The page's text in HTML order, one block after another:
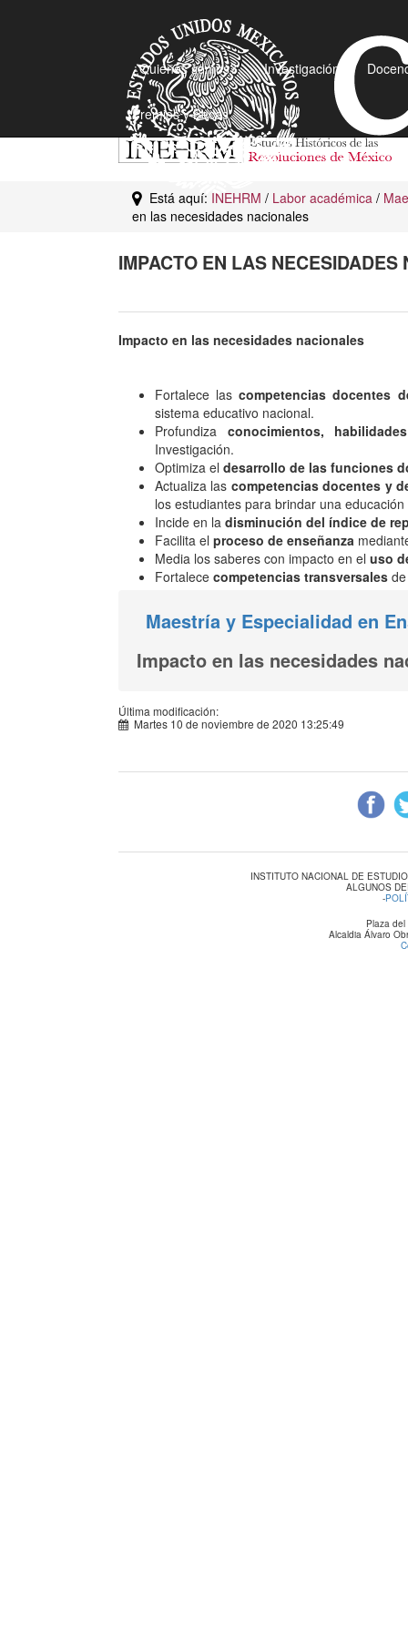
¿Quiénes somos? Investigación
Premios y Becas
Está aquí: INEHRM / Labor académica /
en las necesidades nacionales
IMPACTO EN LAS NECESIDADES
Impacto en las necesidades nacionales
Fortalece lascompetencias docentes
sistema educativo nacional.
Profundiza conocimientos,
Investigación.
Optimiza el desarrollo de las funciones
Actualiza las competencias docentes y
los estudiantes para brindar una
Incide en la disminución del índice de
Facilita el proceso de enseñanza
Media los saberes con impacto en el uso
Fortalece competencias transversales
Maestría y Especialidad en
Impacto en las necesidades
Última modificación:
Martes 10 de noviembre de 2020 13:25:49
INSTITUTO NACIONAL DE
ALGUNOS
-
Plaza
Alcaldia Álvaro